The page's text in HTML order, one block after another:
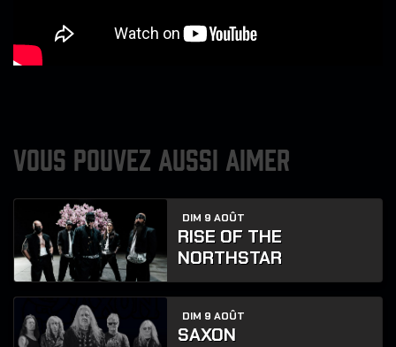
VOUS POUVEZ AUSSI AIMER
DIM 9 AOÛT
RISE OF THE
NORTHSTAR
DIM 9 AOÛT
SAXON